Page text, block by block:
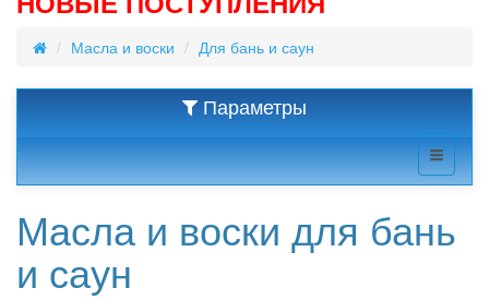
Масла и воски Для бань и саун
Параметры
Масла и воски для бань
и саун